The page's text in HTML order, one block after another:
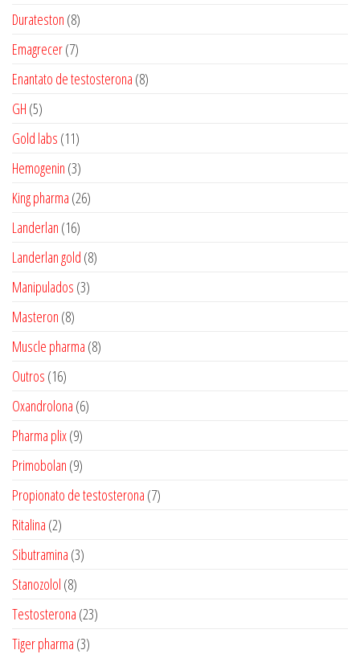
Durateston 88
produtos
Emagrecer 77
produtos
Enantato de testosterona 88
GH 55
produtos
Gold labs 1111
produtos
Hemogenin 33
produtos
King pharma 2626
Landerlan 1616
produtos
Landerlan gold 88
Manipulados 33
Masteron 88
produtos
Muscle pharma 88
Outros 1616
produtos
Oxandrolona 66
Pharma plix 99
produtos
Primobolan 99
produtos
Propionato de testosterona 77
Ritalina 22
produtos
Sibutramina 33
Stanozolol 88
produtos
Testosterona 2323
Tiger pharma 33